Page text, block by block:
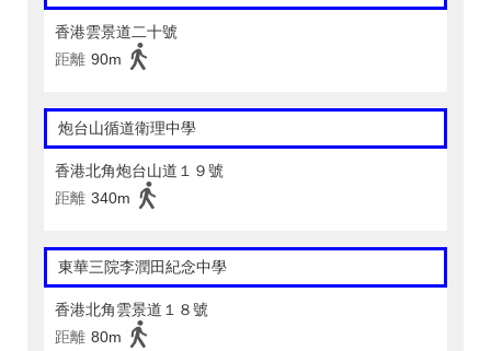
香港雲景道二十號
距離 90m
炮台山循道衛理中學
香港北角炮台山道１９號
距離 340m
東華三院李潤田紀念中學
香港北角雲景道１８號
距離 80m